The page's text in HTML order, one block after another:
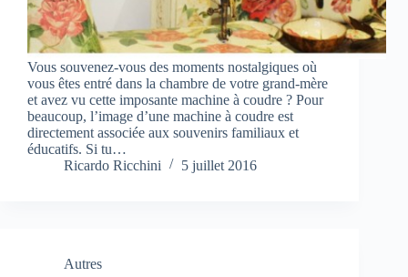
Vous souvenez-vous des moments nostalgiques où
vous êtes entré dans la chambre de votre grand-mère
et avez vu cette imposante machine à coudre ? Pour
beaucoup, l’image d’une machine à coudre est
directement associée aux souvenirs familiaux et
éducatifs. Si tu…
Ricardo Ricchini
5 juillet 2016
Autres